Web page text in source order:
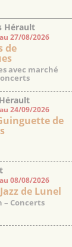
Hérault
27/08/2026
de
avec marché
24/09/2026
de
08/08/2026
de Lunel
– Concerts